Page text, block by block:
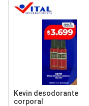
Kevin desodorante
corporal